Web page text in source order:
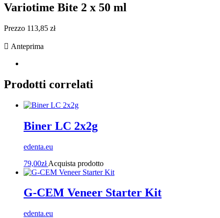
Variotime Bite 2 x 50 ml
Prezzo 113,85 zł
 Anteprima
Prodotti correlati
Biner LC 2x2g
edenta.eu
79,00zł Acquista prodotto
G-CEM Veneer Starter Kit
edenta.eu